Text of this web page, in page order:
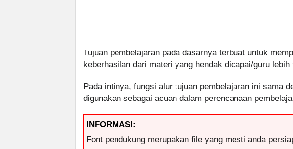
Tujuan pembelajaran pada dasarnya terbuat untuk
keberhasilan dari materi yang hendak dicapai/guru lebih
Pada intinya, fungsi alur tujuan pembelajaran ini sama
digunakan sebagai acuan dalam perencanaan
INFORMASI:
Font pendukung merupakan file yang mesti anda